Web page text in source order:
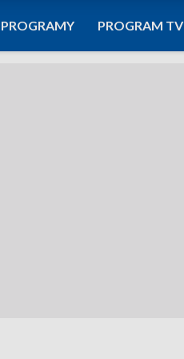
PROGRAMY PROGRAM TV